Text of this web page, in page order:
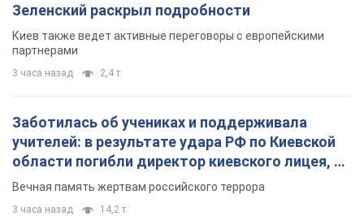
Зеленский раскрыл подробности
Киев также ведет активные переговоры с европейскими
партнерами
3 часа назад 2,4 т.
Заботилась об учениках и поддерживала
учителей: в результате удара РФ по Киевской
области погибли директор киевского лицея, её
муж и внук
Вечная память жертвам российского террора
3 часа назад 14,2 т.